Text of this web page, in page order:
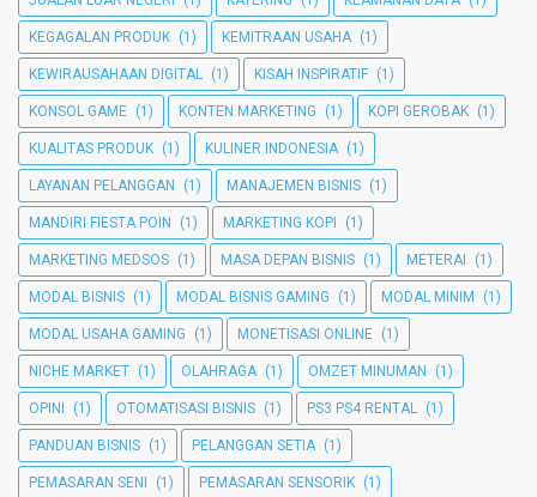
KEGAGALAN PRODUK (1) KEMITRAAN USAHA (1)
KEWIRAUSAHAAN DIGITAL (1) KISAH INSPIRATIF (1)
KONSOL GAME (1) KONTEN MARKETING (1) KOPI GEROBAK (1)
KUALITAS PRODUK (1) KULINER INDONESIA (1)
LAYANAN PELANGGAN (1) MANAJEMEN BISNIS (1)
MANDIRI FIESTA POIN (1) MARKETING KOPI (1)
MARKETING MEDSOS (1) MASA DEPAN BISNIS (1) METERAI (1)
MODAL BISNIS (1) MODAL BISNIS GAMING (1) MODAL MINIM (1)
MODAL USAHA GAMING (1) MONETISASI ONLINE (1)
NICHE MARKET (1) OLAHRAGA (1) OMZET MINUMAN (1)
OPINI (1) OTOMATISASI BISNIS (1) PS3 PS4 RENTAL (1)
PANDUAN BISNIS (1) PELANGGAN SETIA (1)
PEMASARAN SENI (1) PEMASARAN SENSORIK (1)